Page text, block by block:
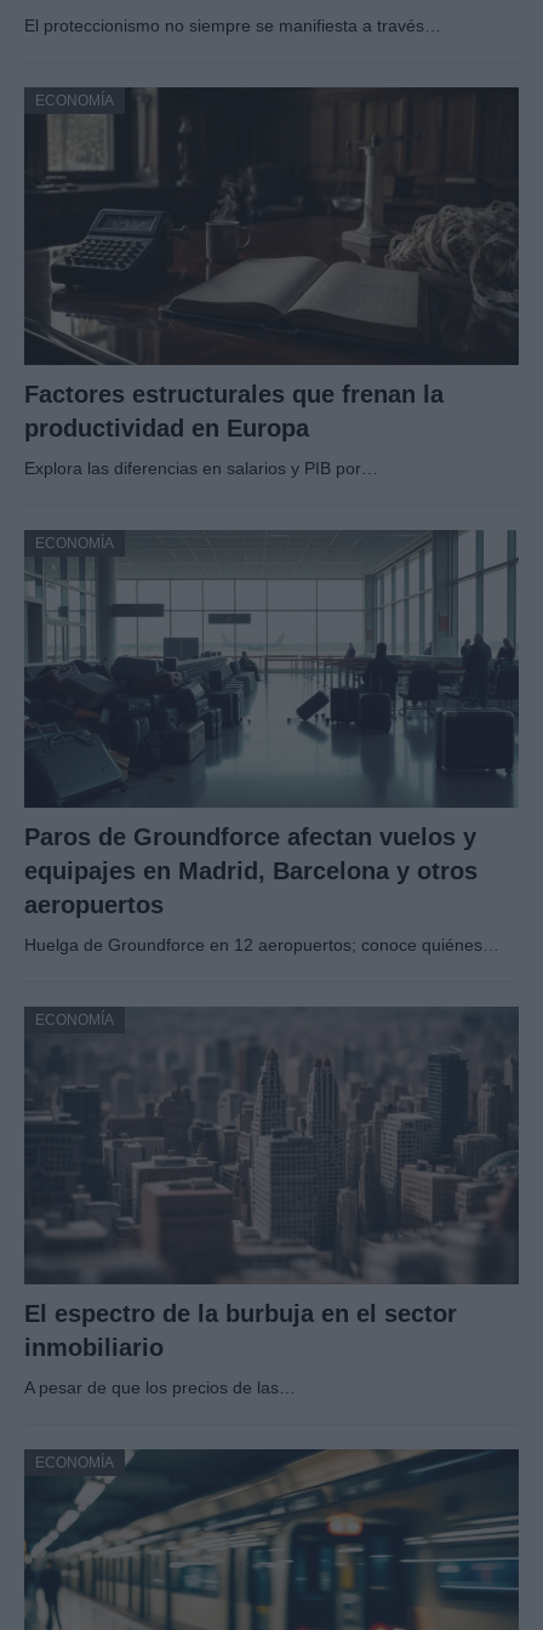
El proteccionismo no siempre se manifiesta a través…
ECONOMÍA
Factores estructurales que frenan la
productividad en Europa
Explora las diferencias en salarios y PIB por…
ECONOMÍA
Paros de Groundforce afectan vuelos y
equipajes en Madrid, Barcelona y otros
aeropuertos
Huelga de Groundforce en 12 aeropuertos; conoce quiénes…
ECONOMÍA
El espectro de la burbuja en el sector
inmobiliario
A pesar de que los precios de las…
ECONOMÍA